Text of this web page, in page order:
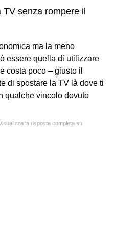
senza rompere il
ma la meno
essere quella di utilizzare
costa poco – giusto il
di spostare la TV là dove ti
qualche vincolo dovuto
la risposta completa su